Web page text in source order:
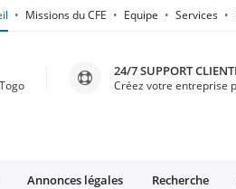
Missions du CFE Equipe Services
24/7 SUPPORT
Créez votre entreprise
Annonces légales Recherche